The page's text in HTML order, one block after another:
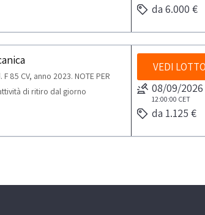
da 6.000 €
85 CV, anno 2023. NOTE PER
di ritiro dal giorno
VEDI LOTTO
08/09/2026
12:00:00 CET
da 1.125 €